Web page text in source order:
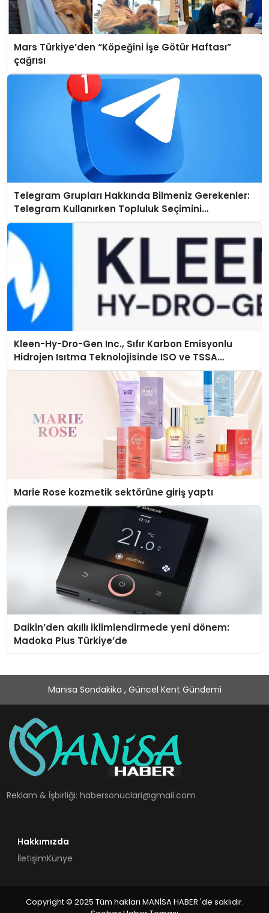
Mars Türkiye’den “Köpeğini İşe Götür Haftası”
çağrısı
Telegram Grupları Hakkında Bilmeniz Gerekenler:
Telegram Kullanırken Topluluk Seçimini
Kolaylaştırın
Kleen-Hy-Dro-Gen Inc., Sıfır Karbon Emisyonlu
Hidrojen Isıtma Teknolojisinde ISO ve TSSA
Düzenleyici Onaylarını Aldı
Marie Rose kozmetik sektörüne giriş yaptı
Daikin’den akıllı iklimlendirmede yeni dönem:
Madoka Plus Türkiye’de
Manisa Sondakika , Güncel Kent Gündemi
Reklam & İşbirliği:habersonuclari@gmail.com
Hakkımızda
İletişimKünye
Copyright © 2025 Tüm hakları MANİSA HABER 'de saklıdır.